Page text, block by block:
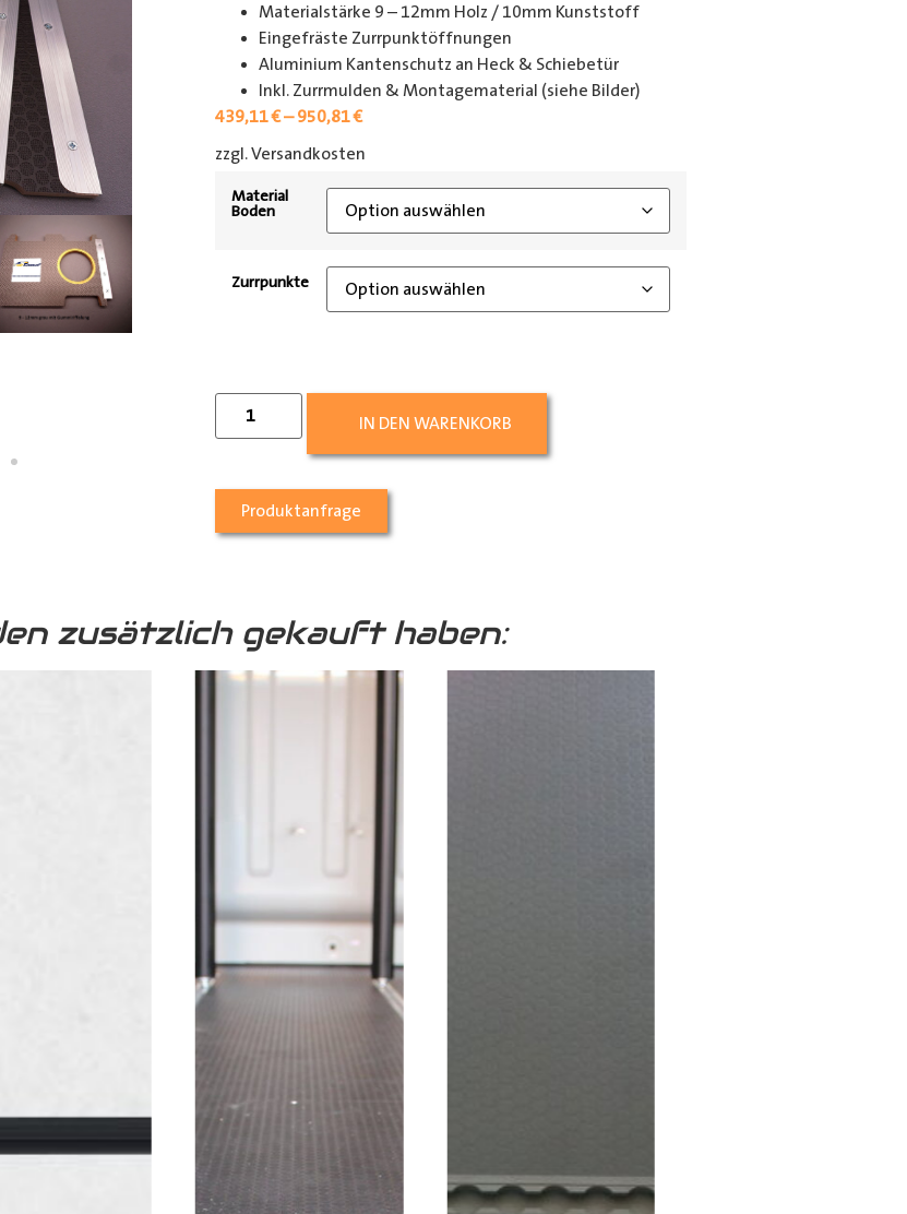
Materialstärke 9 – 12mm Holz / 10mm Kunststoff
Eingefräste Zurrpunktöffnungen
Aluminium Kantenschutz an Heck & Schiebetür
Inkl. Zurrmulden & Montagematerial (siehe Bilder)
439,11€–950,81€
zzgl. Versandkosten
Material
Boden
Zurrpunkte
IN DEN WARENKORB
Produktanfrage
zusätzlich gekauft haben: